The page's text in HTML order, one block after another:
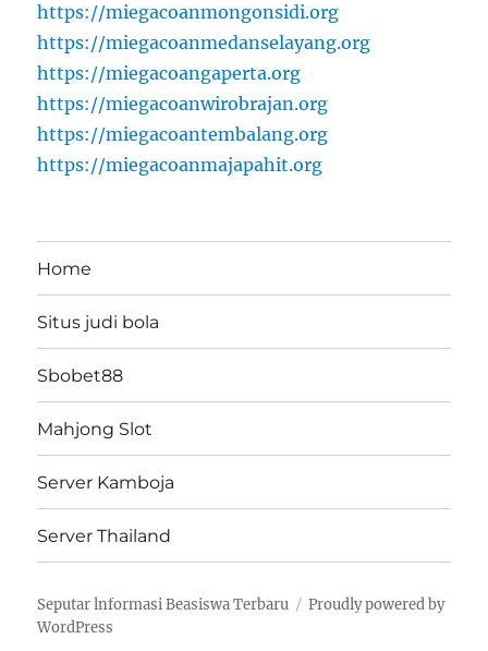
https://miegacoanmongonsidi.org
https://miegacoanmedanselayang.org
https://miegacoangaperta.org
https://miegacoanwirobrajan.org
https://miegacoantembalang.org
https://miegacoanmajapahit.org
Home
Situs judi bola
Sbobet88
Mahjong Slot
Server Kamboja
Server Thailand
Seputar lnformasi Beasiswa Terbaru
Proudly powered by
WordPress